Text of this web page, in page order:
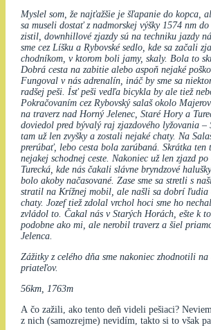
Myslel som, že najťažšie je šľapanie do kopca,
sa museli dostať z nadmorskej výšky 1574 nm
zistil, downhillové zjazdy sú na techniku jazdy
sme cez Líšku a Rybovské sedlo, kde sa začali
chodníkom, v ktorom boli jamy, skaly. Bola to
Dobrá cesta na zabitie alebo aspoň nejaké
Fungoval v nás adrenalín, ináč by sme sa
radšej peši. Ísť peši vedľa bicykla by ale tiež
Pokračovaním cez Rybovský salaš okolo
na traverz nad Horný Jelenec, Staré Hory a
doviedol pred bývalý raj zjazdového lyžovania –
tam už len zvyšky a zostali nejaké chaty. Na
prerúbať, lebo cesta bola zarúbaná. Skrátka ten
nejakej schodnej ceste. Nakoniec už len zjazd
Turecká, kde nás čakali slávne bryndzové
bolo akoby načasované. Zase sme sa stretli s
stratil na Krížnej mobil, ale našli sa dobrí ľudia
chaty. Jozef tiež zdolal vrchol hoci sme ho
zvládol to. Čakal nás v Starých Horách, ešte k
podobne ako mi, ale nerobil traverz a šiel
Jelenca.
Zážitky z celého dňa sme nakoniec zhodnotili
priateľov.
56km, 1763m
A čo zažili, ako tento deň videli pešiaci?
z nich (samozrejme) nevidím, takto si to však